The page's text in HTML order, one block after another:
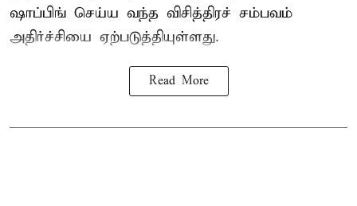
ஷாப்பிங் செய்ய வந்த விசித்திரச் சம்பவம்
அதிர்ச்சியை ஏற்படுத்தியுள்ளது.
Read More